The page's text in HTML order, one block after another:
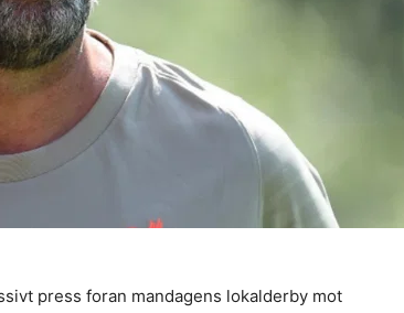
press foran mandagens lokalderby mot